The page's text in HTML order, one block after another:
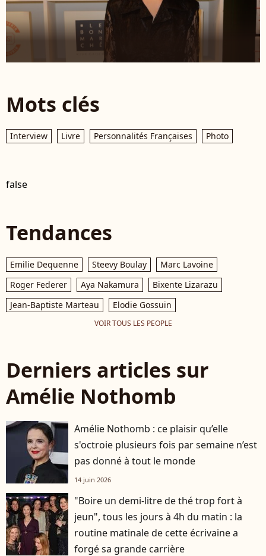
Mots clés
Interview Livre Personnalités Françaises Photo
false
Tendances
Emilie Dequenne Steevy Boulay
Marc Lavoine
Roger Federer
Aya Nakamura
Bixente Lizarazu
Jean-Baptiste Marteau
Elodie Gossuin
VOIR TOUS LES PEOPLE
Derniers articles sur
Amélie Nothomb
Amélie Nothomb : ce plaisir qu’elle
s'octroie plusieurs fois par semaine n’est
pas donné à tout le monde
14 juin 2026
"Boire un demi-litre de thé trop fort à
jeun", tous les jours à 4h du matin : la
routine matinale de cette écrivaine a
forgé sa grande carrière